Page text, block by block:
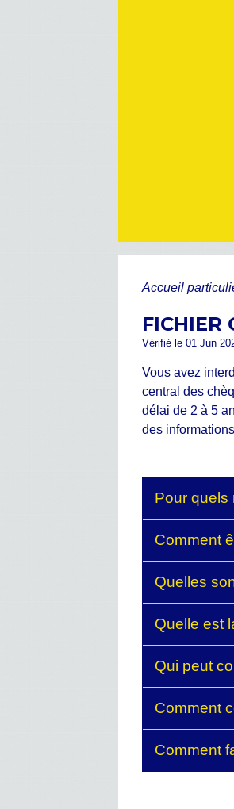
Accueil
FICHIER
Vérifié le 01 Jun
Vous avez
central des
délai de 2 à 5
des
Pour quels
Comment
Quelles
Quelle est
Qui peut
Comment
Comment